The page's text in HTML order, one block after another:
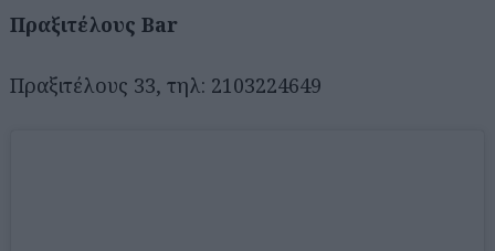
Πραξιτέλους Bar
Πραξιτέλους 33, τηλ: 2103224649